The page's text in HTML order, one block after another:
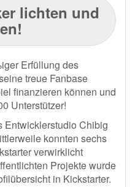
lichten und
Erfüllung des
treue Fanbase
finanzieren können und
Unterstützer!
Entwicklerstudio Chibig
konnten sechs
verwirklicht
Projekte wurde
in Kickstarter.